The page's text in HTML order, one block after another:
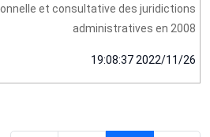
et consultative des juridictions
administratives en 2008
2022/11/26 19:08:37